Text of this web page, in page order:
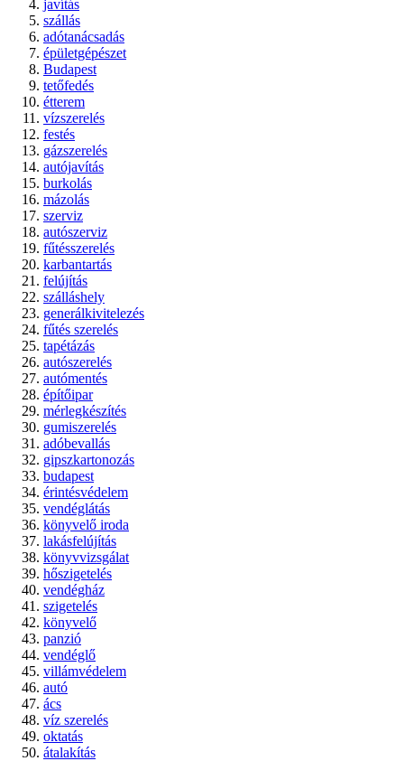
javítás
szállás
adótanácsadás
épületgépészet
Budapest
tetőfedés
étterem
vízszerelés
festés
gázszerelés
autójavítás
burkolás
mázolás
szerviz
autószerviz
fűtésszerelés
karbantartás
felújítás
szálláshely
generálkivitelezés
fűtés szerelés
tapétázás
autószerelés
autómentés
építőipar
mérlegkészítés
gumiszerelés
adóbevallás
gipszkartonozás
budapest
érintésvédelem
vendéglátás
könyvelő iroda
lakásfelújítás
könyvvizsgálat
hőszigetelés
vendégház
szigetelés
könyvelő
panzió
vendéglő
villámvédelem
autó
ács
víz szerelés
oktatás
átalakítás